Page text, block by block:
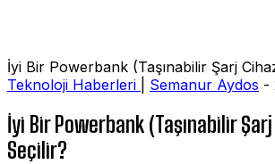
İyi Bir Powerbank (Taşınabilir Şarj
Teknoloji Haberleri
Semanur Aydos -
İyi Bir Powerbank (Taşınabilir Şarj
Seçilir?